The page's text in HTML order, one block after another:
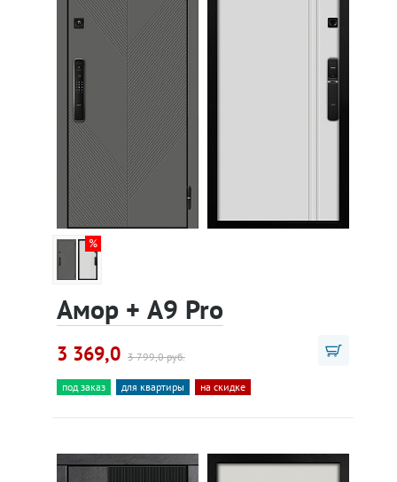
Амор + A9 Pro
3 369,0 3 799,0 руб.
под заказ для квартиры на скидке